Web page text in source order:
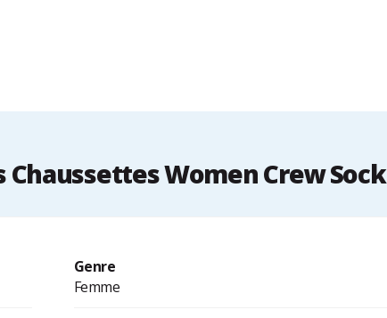
Women Crew Sock
Genre
Femme